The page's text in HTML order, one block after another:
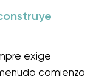
exige
comienza